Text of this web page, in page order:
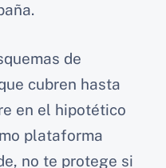
de
cubren hasta
en el hipotético
plataforma
no te protege si